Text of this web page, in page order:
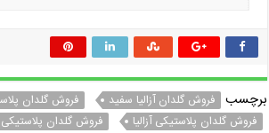
برچسب فروش گلدان آزالیا سفید
فروش گلدان
فروش گلدان پلاستیکی آزالیا
فروش گلدان